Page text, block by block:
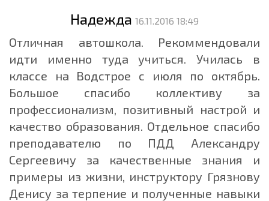
Надежда 16.11.2016 18:49
Отличная автошкола. Рекоммендовали
идти именно туда учиться. Училась в
классе на Водстрое с июля по октябрь.
Большое спасибо коллективу за
профессионализм, позитивный настрой и
качество образования. Отдельное спасибо
преподавателю по ПДД Александру
Сергеевичу за качественные знания и
примеры из жизни, инструктору Грязнову
Денису за терпение и полученные навыки